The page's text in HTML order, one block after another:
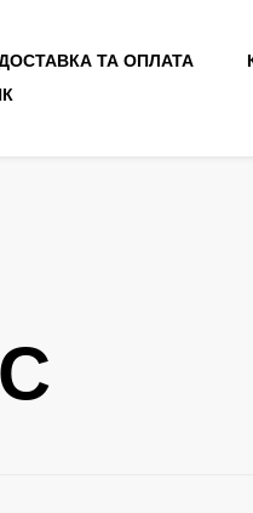
ТА ОПЛАТА